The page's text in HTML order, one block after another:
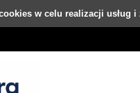
w celu realizacji usług i